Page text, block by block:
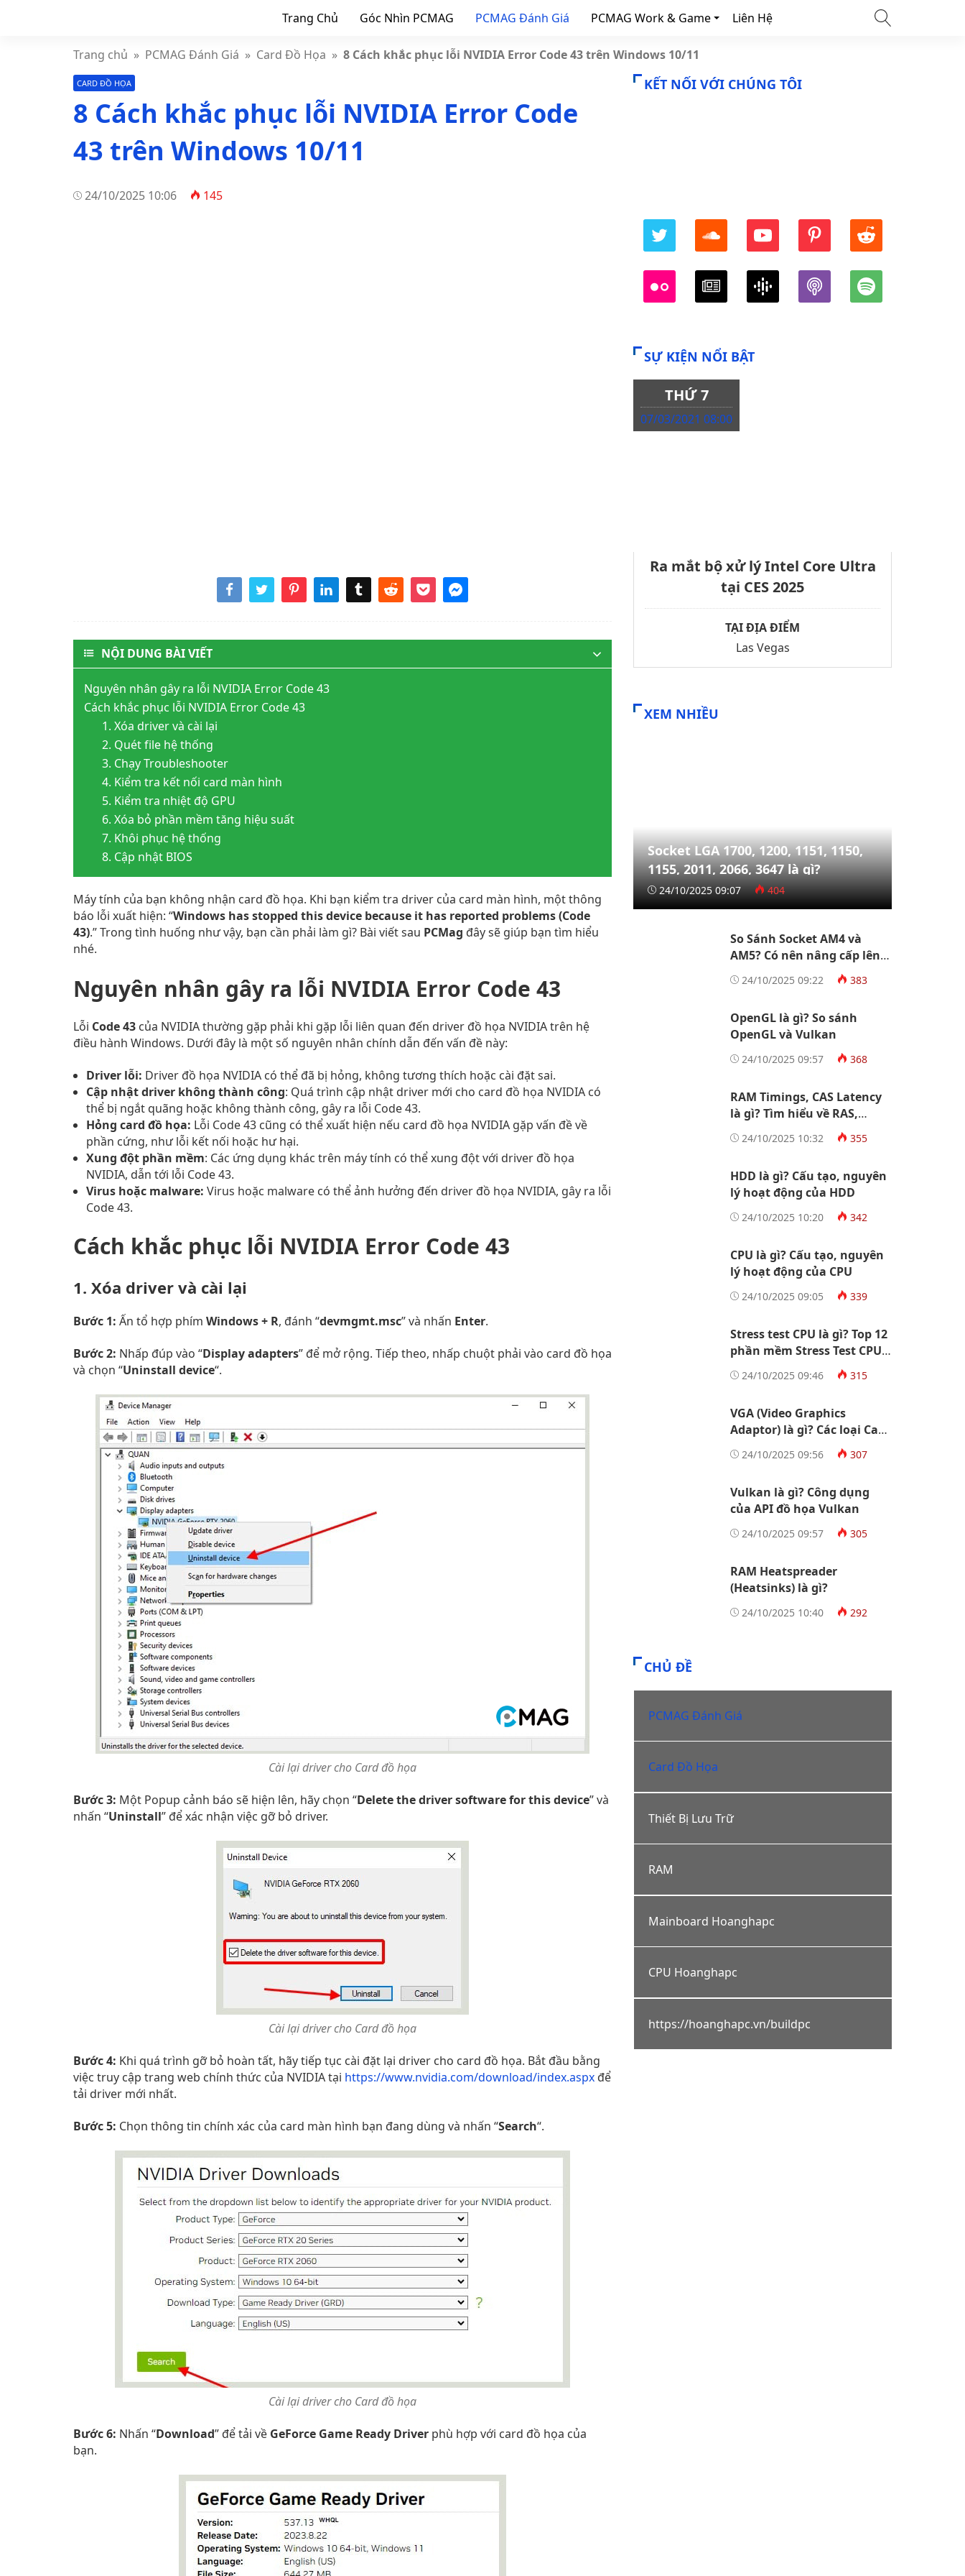
Trang Chủ Góc Nhìn PCMAG PCMAG Đánh Giá PCMAG Work & Game Liên Hệ
Trang chủ » PCMAG Đánh Giá » Card Đồ Họa » 8 Cách khắc phục lỗi NVIDIA Error Code 43 trên Windows 10/11
CARD ĐỒ HỌA
8 Cách khắc phục lỗi NVIDIA Error Code
43 trên Windows 10/11
24/10/2025 10:06 145
NỘI DUNG BÀI VIẾT
Nguyên nhân gây ra lỗi NVIDIA Error Code 43
Cách khắc phục lỗi NVIDIA Error Code 43
1. Xóa driver và cài lại
2. Quét file hệ thống
3. Chạy Troubleshooter
4. Kiểm tra kết nối card màn hình
5. Kiểm tra nhiệt độ GPU
6. Xóa bỏ phần mềm tăng hiệu suất
7. Khôi phục hệ thống
8. Cập nhật BIOS
Máy tính của bạn không nhận card đồ họa. Khi bạn kiểm tra driver của card màn hình, một thông
báo lỗi xuất hiện: “Windows has stopped this device because it has reported problems(Code
43).” Trong tình huống như vậy, bạn cần phải làm gì? Bài viết sau PCMag đây sẽ giúp bạn tìm hiểu
nhé.
Nguyên nhân gây ra lỗi NVIDIA Error Code 43
Lỗi Code 43 của NVIDIA thường gặp phải khi gặp lỗi liên quan đến driver đồ họa NVIDIA trên hệ
điều hành Windows. Dưới đây là một số nguyên nhân chính dẫn đến vấn đề này:
Driver lỗi: Driver đồ họa NVIDIA có thể đã bị hỏng, không tương thích hoặc cài đặt sai.
Cập nhật driver không thành công: Quá trình cập nhật driver mới cho card đồ họa NVIDIA có
thể bị ngắt quãng hoặc không thành công, gây ra lỗi Code 43.
Hỏng card đồ họa: Lỗi Code 43 cũng có thể xuất hiện nếu card đồ họa NVIDIA gặp vấn đề về
phần cứng, như lỗi kết nối hoặc hư hại.
Xung đột phần mềm: Các ứng dụng khác trên máy tính có thể xung đột với driver đồ họa
NVIDIA, dẫn tới lỗi Code 43.
Virus hoặc malware: Virus hoặc malware có thể ảnh hưởng đến driver đồ họa NVIDIA, gây ra lỗi
Code 43.
Cách khắc phục lỗi NVIDIA Error Code 43
1. Xóa driver và cài lại
Bước 1: Ấn tổ hợp phím Windows + R, đánh “devmgmt.msc” và nhấn Enter.
Bước 2: Nhấp đúp vào “Display adapters” để mở rộng. Tiếp theo, nhấp chuột phải vào card đồ họa
và chọn “Uninstall device“.
Cài lại driver cho Card đồ họa
Bước 3: Một Popup cảnh báo sẽ hiện lên, hãy chọn “Delete the driver software for this device” và
nhấn “Uninstall” để xác nhận việc gỡ bỏ driver.
Cài lại driver cho Card đồ họa
Bước 4: Khi quá trình gỡ bỏ hoàn tất, hãy tiếp tục cài đặt lại driver cho card đồ họa. Bắt đầu bằng
việc truy cập trang web chính thức của NVIDIA tại https://www.nvidia.com/download/index.aspx để
tải driver mới nhất.
Bước 5: Chọn thông tin chính xác của card màn hình bạn đang dùng và nhấn “Search“.
Cài lại driver cho Card đồ họa
Bước 6: Nhấn “Download” để tải về GeForce Game Ready Driver phù hợp với card đồ họa của
bạn.
KẾT NỐI VỚI CHÚNG TÔI
SỰ KIỆN NỔI BẬT
THỨ 7
07/03/2021 08:00
Ra mắt bộ xử lý Intel Core Ultra
tại CES 2025
TẠI ĐỊA ĐIỂM
Las Vegas
XEM NHIỀU
Socket LGA 1700, 1200, 1151, 1150,
1155, 2011, 2066, 3647 là gì?
24/10/2025 09:07 404
So Sánh Socket AM4 và
AM5? Có nên nâng cấp lên
Socket AM5
24/10/2025 09:22 383
OpenGL là gì? So sánh
OpenGL và Vulkan
24/10/2025 09:57 368
RAM Timings, CAS Latency
là gì? Tìm hiểu về RAS,
tRCD, tRP, tRAS
24/10/2025 10:32 355
HDD là gì? Cấu tạo, nguyên
lý hoạt động của HDD
24/10/2025 10:20 342
CPU là gì? Cấu tạo, nguyên
lý hoạt động của CPU
24/10/2025 09:05 339
Stress test CPU là gì? Top 12
phần mềm Stress Test CPU
tốt nhất
24/10/2025 09:46 315
VGA (Video Graphics
Adaptor) là gì? Các loại Card
màn hình
24/10/2025 09:56 307
Vulkan là gì? Công dụng
của API đồ họa Vulkan
24/10/2025 09:57 305
RAM Heatspreader
(Heatsinks) là gì?
24/10/2025 10:40 292
CHỦ ĐỀ
PCMAG Đánh Giá
Card Đồ Họa
Thiết Bị Lưu Trữ
RAM
Mainboard Hoanghapc
CPU Hoanghapc
https://hoanghapc.vn/buildpc